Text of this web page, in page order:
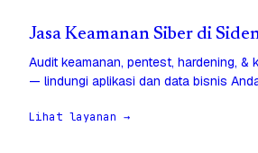
Jasa Keamanan Siber di
Audit keamanan, pentest, hardening, &
— lindungi aplikasi dan data bisnis
Lihat layanan →